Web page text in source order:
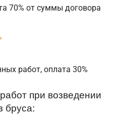
70% от суммы договора
работ, оплата 30%
при возведении
бруса: